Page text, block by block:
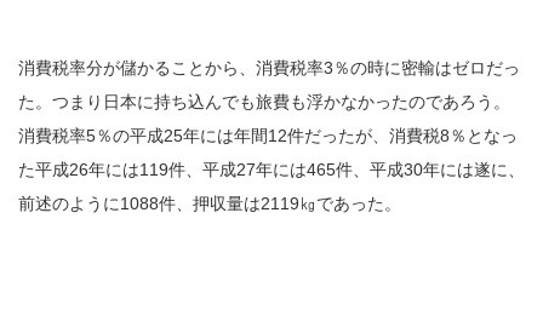
消費税率分が儲かることから、消費税率3％の時に密輸はゼロだっ
た。つまり日本に持ち込んでも旅費も浮かなかったのであろう。
消費税率5％の平成25年には年間12件だったが、消費税8％となっ
た平成26年には119件、平成27年には465件、平成30年には遂に、
前述のように1088件、押収量は2119㎏であった。